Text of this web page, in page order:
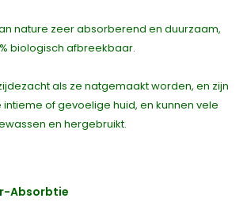
nature zeer absorberend en duurzaam,
biologisch afbreekbaar.
als ze natgemaakt worden, en zijn
of gevoelige huid, en kunnen vele
en hergebruikt.
Absorbtie